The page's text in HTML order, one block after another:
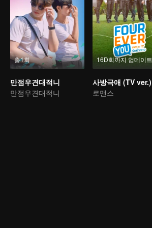
총1회
만점우견대적니
만점우견대적니
16D회까지 업데이트
사방극애 (TV ver.)
로맨스